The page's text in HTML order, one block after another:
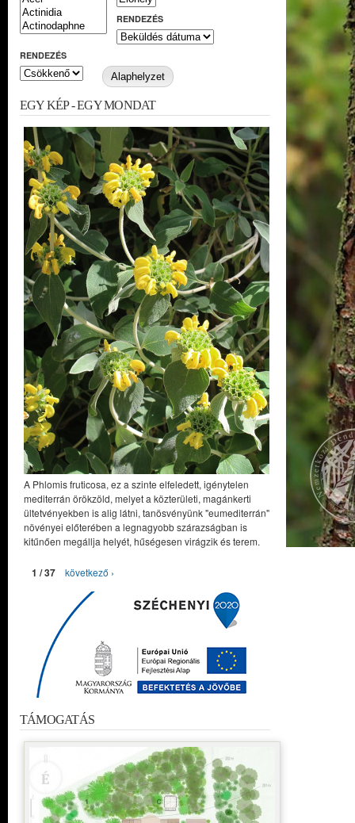
RENDEZÉS
RENDEZÉS
EGY KÉP - EGY MONDAT
A Phlomis fruticosa, ez a szinte elfeledett, igénytelen
mediterrán örökzöld, melyet a közterületi, magánkerti
ültetvényekben is alig látni, tanösvényünk "eumediterrán"
növényei előterében a legnagyobb szárazságban is
kitűnően megállja helyét, hűségesen virágzik és terem.
1 / 37 következő ›
TÁMOGATÁS